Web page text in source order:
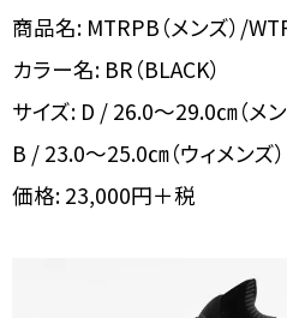
商品名: MTRPB（メンズ）/
カラー名: BR（BLACK）
サイズ: D / 26.0～29.0㎝（メン
B / 23.0～25.0㎝（ウィメンズ）
価格: 23,000円＋税